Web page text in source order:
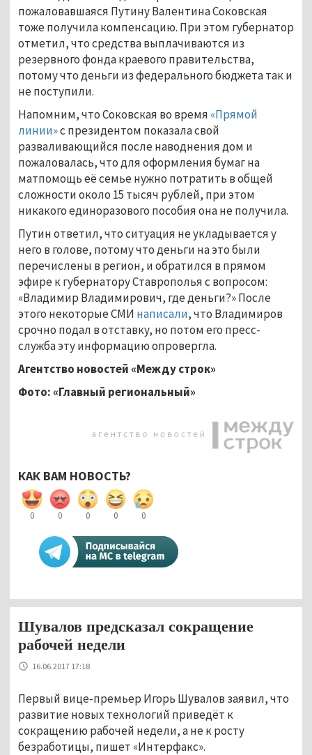
пожаловавшаяся Путину Валентина Соковская
тоже получила компенсацию. При этом губернатор
отметил, что средства выплачиваются из
резервного фонда краевого правительства,
потому что деньги из федерального бюджета так и
не поступили.
Напомним, что Соковская во время «Прямой
линии»с президентом показала свой
разваливающийся после наводнения дом и
пожаловалась, что для оформления бумаг на
матпомощь её семье нужно потратить в общей
сложности около 15 тысяч рублей, при этом
никакого единоразового пособия она не получила.
Путин ответил, что ситуация не укладывается у
него в голове, потому что деньги на это были
перечислены в регион, и обратился в прямом
эфире к губернатору Ставрополья с вопросом:
«Владимир Владимирович, где деньги?» После
этого некоторые СМИ написали, что Владимиров
срочно подал в отставку, но потом его пресс-
служба эту информацию опровергла.
Агентство новостей «Между строк»
Фото: «Главный региональный»
КАК ВАМ НОВОСТЬ?
0 0 0 0 0
Шувалов предсказал сокращение
рабочей недели
16.06.2017 17:18
Первый вице-премьер Игорь Шувалов заявил, что
развитие новых технологий приведёт к
сокращению рабочей недели, а не к росту
безработицы, пишет «Интерфакс».